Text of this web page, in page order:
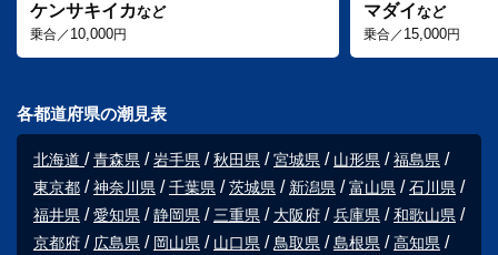
ケンサキイカなど
乗合／ 10,000円
マダイなど
乗合／ 15,000円
各都道府県の潮見表
北海道 青森県 岩手県 秋田県 宮城県 山形県
福島県
東京都
神奈川県 千葉県 茨城県 新潟県 富山県
石川県
福井県
愛知県 静岡県 三重県 大阪府 兵庫県
和歌山県
京都府
広島県 岡山県 山口県 鳥取県 島根県
高知県